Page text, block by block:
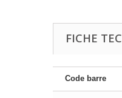
FICHE
Code barre